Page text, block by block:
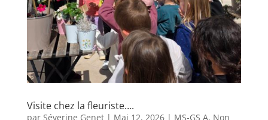
Visite chez la fleuriste….
par Séverine Genet| Mai 12, 2026| MS-GS A, Non